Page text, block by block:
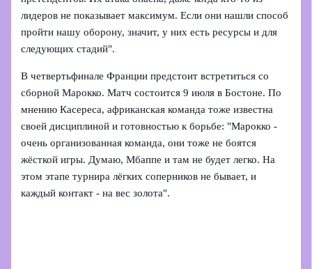
лидеров не показывает максимум. Если они нашли способ
пройти нашу оборону, значит, у них есть ресурсы и для
следующих стадий".
В четвертьфинале Франции предстоит встретиться со
сборной Марокко. Матч состоится 9 июля в Бостоне. По
мнению Касереса, африканская команда тоже известна
своей дисциплиной и готовностью к борьбе: "Марокко -
очень организованная команда, они тоже не боятся
жёсткой игры. Думаю, Мбаппе и там не будет легко. На
этом этапе турнира лёгких соперников не бывает, и
каждый контакт - на вес золота".